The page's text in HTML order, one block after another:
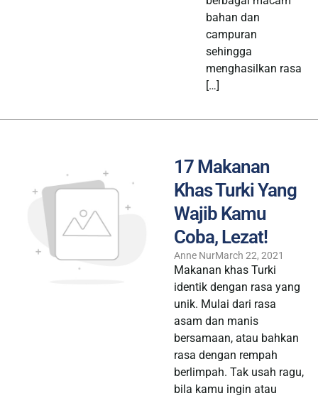
bahan dan
campuran
sehingga
menghasilkan rasa
[…]
17 Makanan
Khas Turki Yang
Wajib Kamu
Coba, Lezat!
Anne NurMarch 22, 2021
Makanan khas Turki
identik dengan rasa yang
unik. Mulai dari rasa
asam dan manis
bersamaan, atau bahkan
rasa dengan rempah
berlimpah. Tak usah ragu,
bila kamu ingin atau